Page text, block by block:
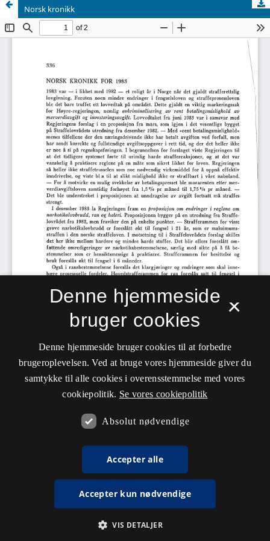
Norsk kronikk
×
Denne hjemmeside
bruger cookies
Denne hjemmeside bruger cookies til at forbedre
brugeroplevelsen. Ved at bruge vores hjemmeside giver du
samtykke til alle cookies i overensstemmelse med vores
cookiepolitik. Se vores cookiepolitik
Absolut nødvendige
Accepter alle
Accepter kun nødvendige
VIS DETALJER